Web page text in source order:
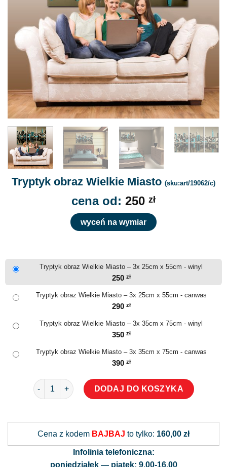
Tryptyk obraz Wielkie Miasto (sku:art/19062/c)
cena od: 250 zł
wyceń na wymiar
Tryptyk obraz Wielkie Miasto – 3x 25cm x 55cm - winyl
250 zł
Tryptyk obraz Wielkie Miasto – 3x 25cm x 55cm - canwas
290 zł
Tryptyk obraz Wielkie Miasto – 3x 35cm x 75cm - winyl
350 zł
Tryptyk obraz Wielkie Miasto – 3x 35cm x 75cm - canwas
390 zł
ilość Tryptyk obraz Wielkie Miasto
DODAJ DO KOSZYKA
Cena z kodem BAJBAJ to tylko: 160,00 zł
Infolinia telefoniczna:
poniedziałek — piątek: 9.00-16.00